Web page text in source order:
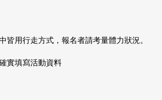
用行走方式，報名者請考量體力狀況。
實填寫活動資料